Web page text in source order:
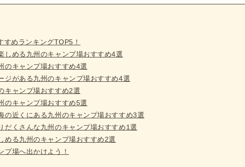
すめランキングTOP5！
しめる九州のキャンプ場おすすめ4選
のキャンプ場おすすめ4選
ジがある九州のキャンプ場おすすめ4選
キャンプ場おすすめ2選
のキャンプ場おすすめ5選
の近くにある九州のキャンプ場おすすめ3選
だくさんな九州のキャンプ場おすすめ1選
める九州のキャンプ場おすすめ2選
プ場へ出かけよう！